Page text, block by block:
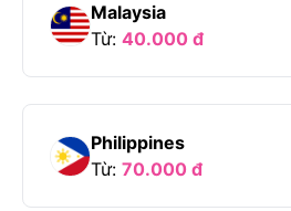
Malaysia
Từ: 40.000 đ
Philippines
Từ: 70.000 đ